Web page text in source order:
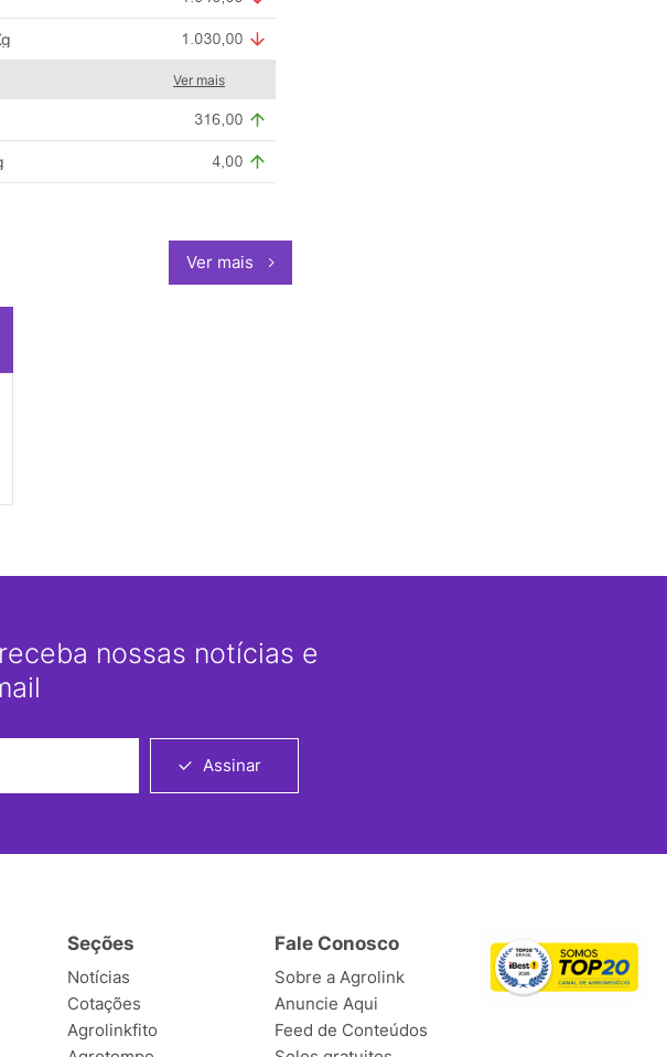
Ver mais
Ver mais
nossas notícias e
Assinar
Seções
Notícias
Cotações
Agrolinkfito
Fale Conosco
Sobre a Agrolink
Anuncie Aqui
Feed de Conteúdos